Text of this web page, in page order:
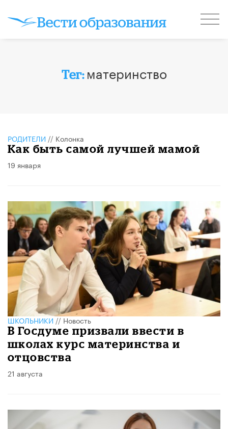
Тег: материнство
РОДИТЕЛИ // Колонка
Как быть самой лучшей мамой
19 января
ШКОЛЬНИКИ//Новость
В Госдуме призвали ввести в
школах курс материнства и
отцовства
21 августа